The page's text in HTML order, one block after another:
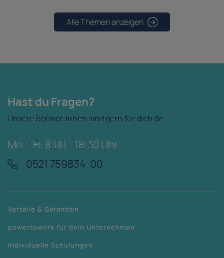
Alle Themen anzeigen
Hast du Fragen?
Unsere Berater:innen sind gern für dich da
Mo. - Fr. 8:00 - 18:30 Uhr
0521 759834-00
Vorteile & Garantien
powertowork für dein Unternehmen
Individuelle Schulungen